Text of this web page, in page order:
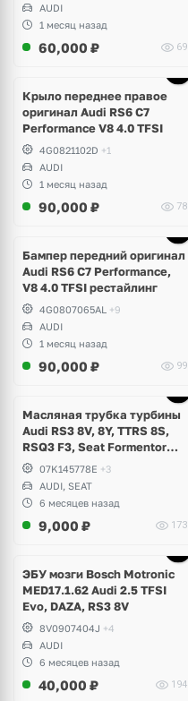
AUDI
1 месяц назад
60,000 ₽ 69
Крыло переднее правое
оригинал Audi RS6 C7
Performance V8 4.0 TFSI
4G0821102D +1
AUDI
1 месяц назад
90,000 ₽ 78
Бампер передний оригинал
Audi RS6 C7 Performance,
V8 4.0 TFSI рестайлинг
4G0807065AL
+9
AUDI
1 месяц назад
90,000 ₽ 99
Масляная трубка турбины
Audi RS3 8V, 8Y, TTRS 8S,
RSQ3 F3, Seat Formentor
Cupra 2.5 TFSI Evo, DAZA,
DNWA, DNWB
07K145778E +3
AUDI, SEAT
6 месяцев назад
9,000 ₽ 173
ЭБУ мозги Bosch Motronic
MED17.1.62 Audi 2.5 TFSI
Evo, DAZA, RS3 8V
8V0907404J +4
AUDI
6 месяцев назад
40,000 ₽ 194